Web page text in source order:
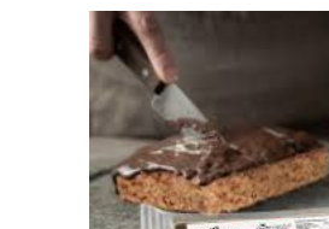
AÑADIR AL